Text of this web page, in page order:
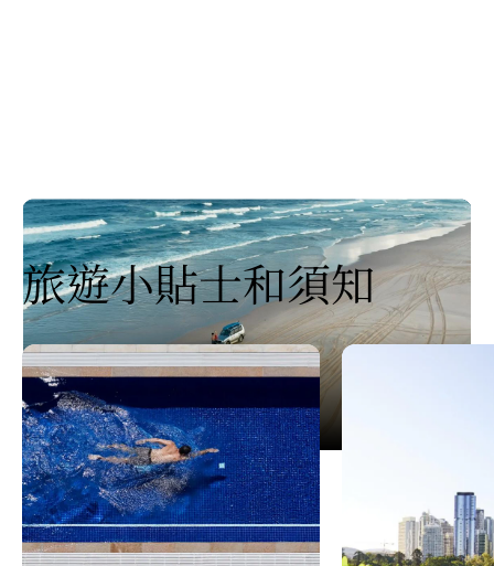
布里斯本3日遊
Play
Video
布里斯本3日遊
旅遊小貼士和須知